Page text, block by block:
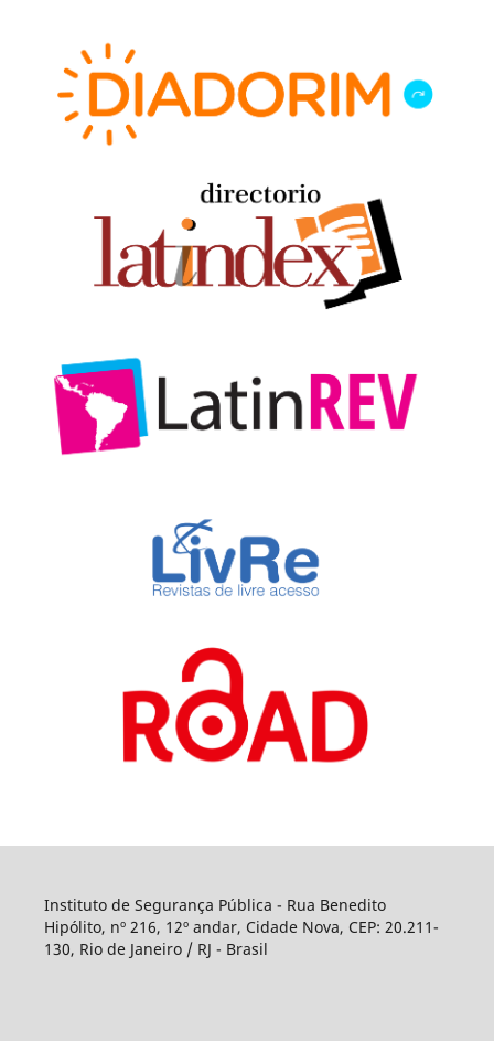
Instituto de Segurança Pública - Rua Benedito
Hipólito, nº 216, 12º andar, Cidade Nova, CEP: 20.211-
130, Rio de Janeiro / RJ - Brasil